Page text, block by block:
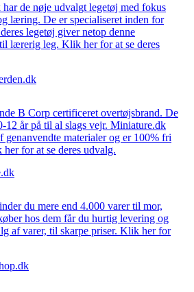
de nøje udvalgt legetøj med fokus
læring. De er specialiseret inden for
legetøj giver netop denne
lærerig leg. Klik her for at se deres
B Corp certificeret overtøjsbrand. De
12 år på til al slags vejr. Miniature.dk
genanvendte materialer og er 100% fri
for at se deres udvalg.
du mere end 4.000 varer til mor,
hos dem får du hurtig levering og
af varer, til skarpe priser. Klik her for